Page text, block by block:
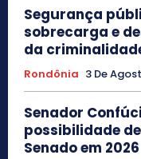
Segurança
sobrecarga e
da
Rondônia 3 De
Senador
possibilidade
Senado em 2026